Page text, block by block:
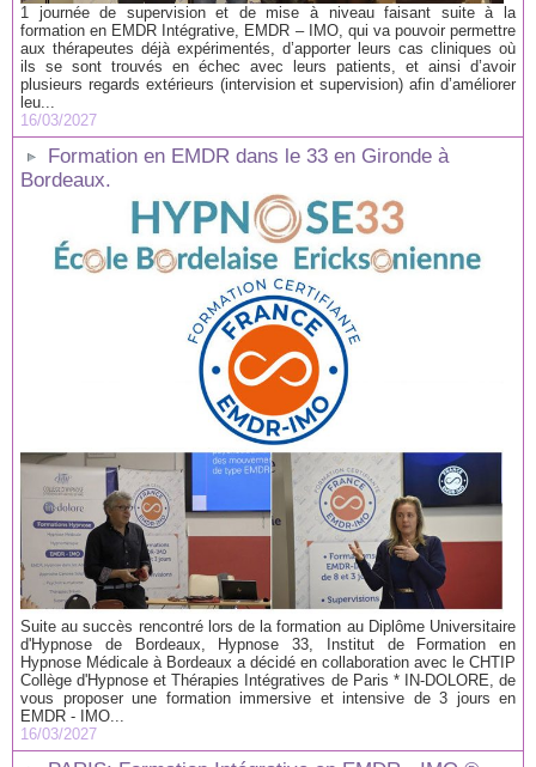
1 journée de supervision et de mise à niveau faisant suite à la
formation en EMDR Intégrative, EMDR – IMO, qui va pouvoir permettre
aux thérapeutes déjà expérimentés, d’apporter leurs cas cliniques où
ils se sont trouvés en échec avec leurs patients, et ainsi d’avoir
plusieurs regards extérieurs (intervision et supervision) afin d’améliorer
leu...
16/03/2027
Formation en EMDR dans le 33 en Gironde à
Bordeaux.
Suite au succès rencontré lors de la formation au Diplôme Universitaire
d'Hypnose de Bordeaux, Hypnose 33, Institut de Formation en
Hypnose Médicale à Bordeaux a décidé en collaboration avec le CHTIP
Collège d'Hypnose et Thérapies Intégratives de Paris * IN-DOLORE, de
vous proposer une formation immersive et intensive de 3 jours en
EMDR - IMO...
16/03/2027